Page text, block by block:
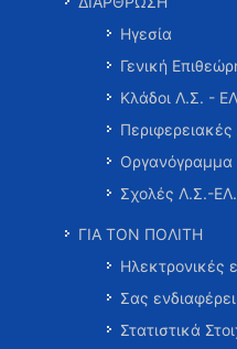
Ηγεσία
Γενική
Κλάδοι Λ.Σ. -
Σχολές Λ.Σ.-
ΓΙΑ ΤΟΝ ΠΟΛΙΤΗ
Ηλεκτρονικές
Σας ενδιαφέρει
Στατιστικά